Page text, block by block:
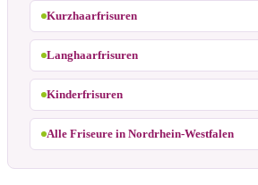
Kurzhaarfrisuren
Langhaarfrisuren
Kinderfrisuren
Alle Friseure in Nordrhein-Westfalen